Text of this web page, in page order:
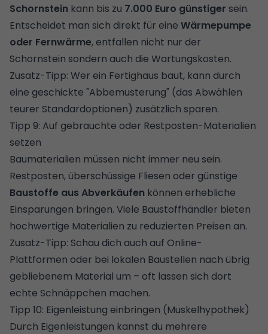
Schornstein kann bis zu 7.000 Euro günstiger sein.
Entscheidet man sich direkt für eine Wärmepumpe
oder Fernwärme, entfallen nicht nur der
Schornstein sondern auch die Wartungskosten.
Zusatz-Tipp: Wer ein Fertighaus baut, kann durch
eine geschickte "Abbemusterung" (das Abwählen
teurer Standardoptionen) zusätzlich sparen.
Tipp 9: Auf gebrauchte oder Restposten-Materialien
setzen
Baumaterialien müssen nicht immer neu sein.
Restposten, überschüssige Fliesen oder günstige
Baustoffe aus Abverkäufen können erhebliche
Einsparungen bringen. Viele Baustoffhändler bieten
hochwertige Materialien zu reduzierten Preisen an.
Zusatz-Tipp: Schau dich auch auf Online-
Plattformen oder bei lokalen Baustellen nach übrig
gebliebenem Material um – oft lassen sich dort
echte Schnäppchen machen.
Tipp 10: Eigenleistung einbringen (Muskelhypothek)
Durch Eigenleistungen kannst du mehrere